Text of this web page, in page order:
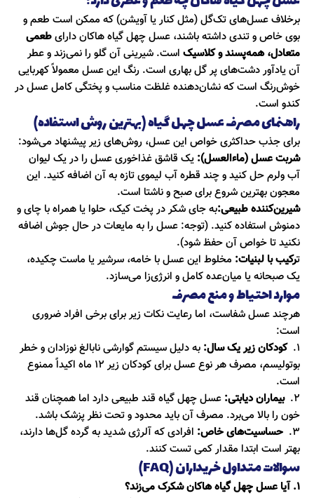
برخلاف عسل‌های تک‌گل (مثل کنار یا آویشن) که ممکن است طعم و
بوی خاص و تندی داشته باشند، عسل چهل گیاه هاکان دارایطعمی
متعادل، همه‌پسند و کلاسیک است. شیرینی آن گلو را نمی‌زند و عطر
آن یادآور دشت‌های پر گل بهاری است. رنگ این عسل معمولاً کهربایی
خوش‌رنگ است که نشان‌دهنده غلظت مناسب و پختگی کامل عسل در
کندو است.
راهنمای مصرف عسل چهل گیاه (بهترین روش استفاده)
برای جذب حداکثری خواص این عسل، روش‌های زیر پیشنهاد می‌شود:
شربت عسل (ماءالعسل): یک قاشق غذاخوری عسل را در یک لیوان
آب ولرم حل کنید و چند قطره آب لیموی تازه به آن اضافه کنید. این
معجون بهترین شروع برای صبح و ناشتا است.
شیرین‌کننده طبیعی:به جای شکر در پخت کیک، حلوا یا همراه با چای و
دمنوش استفاده کنید. (توجه: عسل را به مایعات در حال جوش اضافه
نکنید تا خواص آن حفظ شود).
ترکیب با لبنیات: مخلوط این عسل با خامه، سرشیر یا ماست چکیده،
یک صبحانه یا میان‌عده کامل و انرژی‌زا می‌سازد.
موارد احتیاط و منع مصرف
هرچند عسل شفاست، اما رعایت نکات زیر برای برخی افراد ضروری
است:
1.
کودکان زیر یک سال: به دلیل سیستم گوارشی نابالغ نوزادان و خطر
بوتولیسم، مصرف هر نوع عسل برای کودکان زیر ۱۲ ماه اکیداً ممنوع
است.
2.
بیماران دیابتی: عسل چهل گیاه قند طبیعی دارد اما همچنان قند
خون را بالا می‌برد. مصرف آن باید محدود و تحت نظر پزشک باشد.
3.
حساسیت‌های خاص: افرادی که آلرژی شدید به گرده گل‌ها دارند،
بهتر است ابتدا مقدار کمی تست کنند.
سوالات متداول خریداران (FAQ)
۱. آیا عسل چهل گیاه هاکان شکرک می‌زند؟